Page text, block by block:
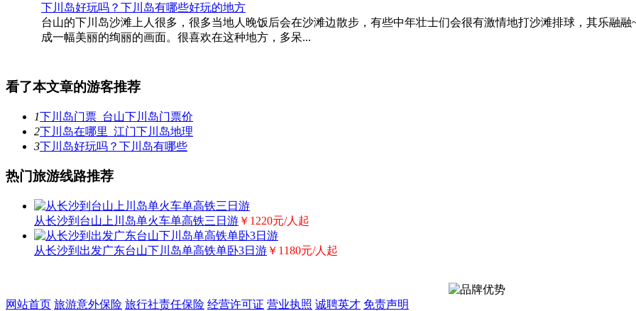
下川岛好玩吗？下川岛有哪些好玩的地方
台山的下川岛沙滩上人很多，很多当地人晚饭后会在沙滩边散步，有些中年壮士们会很有激情地打沙滩排球，其乐融
成一幅美丽的绚丽的画面。很喜欢在这种地方，多呆...
看了本文章的游客推荐
1下川岛门票_台山下川岛门票价
2下川岛在哪里_江门下川岛地理
3下川岛好玩吗？下川岛有哪些
热门旅游线路推荐
从长沙到台山上川岛单火车单高铁三日游 ￥1220元/人起
从长沙到出发广东台山下川岛单高铁单卧3日游 ￥1180元/人起
网站首页 旅游意外保险 旅行社责任保险 经营许可证 营业执照 诚聘英才 免责声明